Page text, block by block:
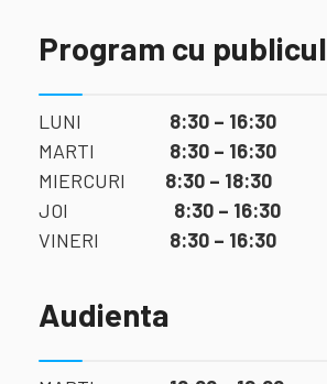
Program cu publicul
LUNI 8:30 – 16:30
MARTI 8:30 – 16:30
MIERCURI 8:30 – 18:30
JOI 8:30 – 16:30
VINERI 8:30 – 16:30
Audienta